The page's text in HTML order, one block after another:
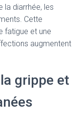
la diarrhée, les
Cette
fatigue et une
augmentent
grippe et